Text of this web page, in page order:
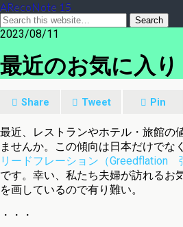
ARecoNote 15
2023/08/11
最近のお気に入り
Share Tweet Pin
最近、レストランやホテル・旅館の
ませんか。この傾向は日本だけでな
リードフレーション（Greedflation
です。幸い、私たち夫婦が訪れるお
を画しているので有り難い。
・・・